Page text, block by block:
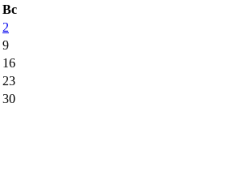
Вс
2
9
16
23
30